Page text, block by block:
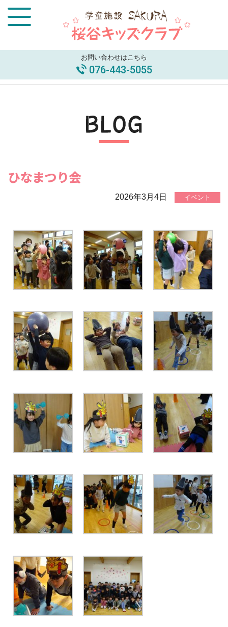
お問い合わせはこちら
076-443-5055
ひなまつり会
2026年3月4日 イベント